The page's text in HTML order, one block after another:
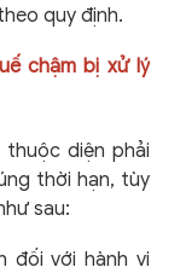
quy định.
chậm bị xử lý
diện phải
thời hạn, tùy
sau:
đối với hành vi